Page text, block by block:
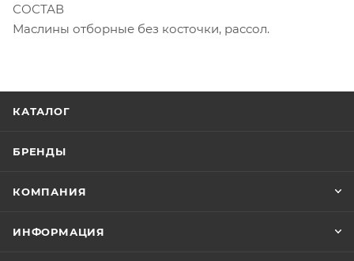
СОСТАВ
Маслины отборные без косточки, рассол.
КАТАЛОГ
БРЕНДЫ
КОМПАНИЯ
ИНФОРМАЦИЯ